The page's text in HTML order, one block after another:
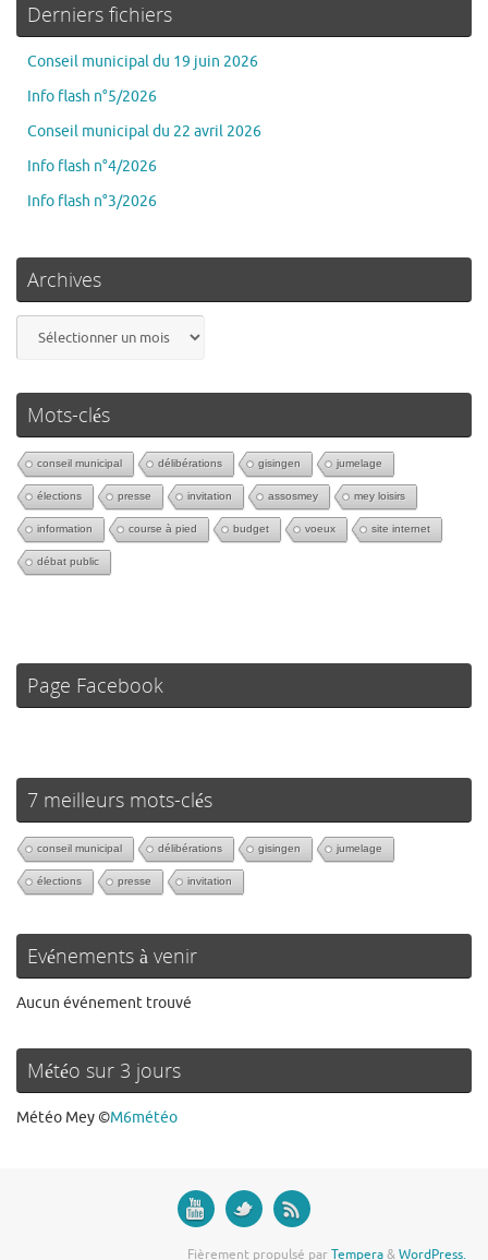
Derniers fichiers
Conseil municipal du 19 juin 2026
Info flash n°5/2026
Conseil municipal du 22 avril 2026
Info flash n°4/2026
Info flash n°3/2026
Archives
Mots-clés
conseil municipal délibérations gisingen jumelage
élections presse invitation assosmey mey loisirs
information course à pied budget voeux site internet
débat public
Page Facebook
7 meilleurs mots-clés
conseil municipal délibérations gisingen jumelage
élections presse invitation
Evénements à venir
Aucun événement trouvé
Météo sur 3 jours
Météo Mey ©M6météo
Fièrement propulsé parTempera&WordPress.